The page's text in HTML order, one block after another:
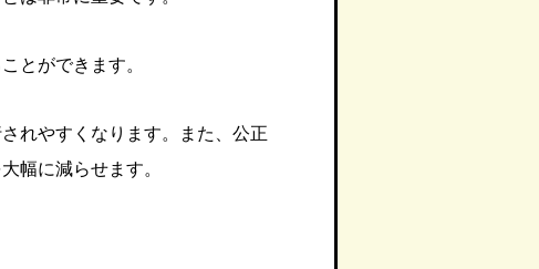
とができます。
れやすくなります。また、公正
幅に減らせます。